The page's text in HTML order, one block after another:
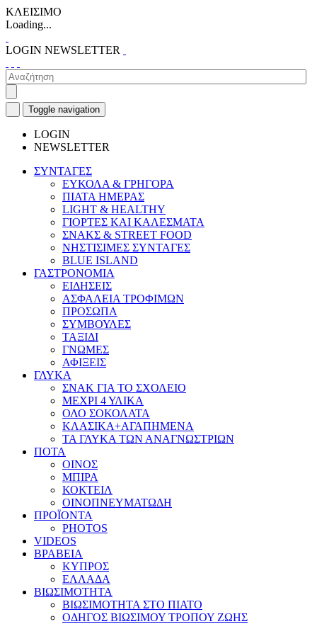
ΚΛΕΙΣΙΜΟ
Loading...
LOGIN NEWSLETTER
Toggle navigation
LOGIN
NEWSLETTER
ΣΥΝΤΑΓΕΣ
ΕΥΚΟΛΑ & ΓΡΗΓΟΡΑ
ΠΙΑΤΑ ΗΜΕΡΑΣ
LIGHT & HEALTHY
ΓΙΟΡΤΕΣ ΚΑΙ ΚΑΛΕΣΜΑΤΑ
ΣΝΑΚΣ & STREET FOOD
ΝΗΣΤΙΣΙΜΕΣ ΣΥΝΤΑΓΕΣ
BLUE ISLAND
ΓΑΣΤΡΟΝΟΜΙΑ
ΕΙΔΗΣΕΙΣ
ΑΣΦΑΛΕΙΑ ΤΡΟΦΙΜΩΝ
ΠΡΟΣΩΠΑ
ΣΥΜΒΟΥΛΕΣ
ΤΑΞΙΔΙ
ΓΝΩΜΕΣ
ΑΦΙΞΕΙΣ
ΓΛΥΚΑ
ΣΝΑΚ ΓΙΑ ΤΟ ΣΧΟΛΕΙΟ
ΜΕΧΡΙ 4 ΥΛΙΚΑ
ΟΛΟ ΣΟΚΟΛΑΤΑ
ΚΛΑΣΙΚΑ+ΑΓΑΠΗΜΕΝΑ
ΤΑ ΓΛΥΚΑ ΤΩΝ ΑΝΑΓΝΩΣΤΡΙΩΝ
ΠΟΤΑ
ΟΙΝΟΣ
ΜΠΙΡΑ
ΚΟΚΤΕΙΛ
ΟΙΝΟΠΝΕΥΜΑΤΩΔΗ
ΠΡΟΪΟΝΤΑ
PHOTOS
VIDEOS
ΒΡΑΒΕΙΑ
ΚΥΠΡΟΣ
ΕΛΛΑΔΑ
ΒΙΩΣΙΜΟΤΗΤΑ
ΒΙΩΣΙΜΟΤΗΤΑ ΣΤΟ ΠΙΑΤΟ
ΟΔΗΓΟΣ ΒΙΩΣΙΜΟΥ ΤΡΟΠΟΥ ΖΩΗΣ